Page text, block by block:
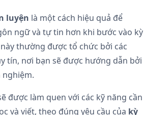
luyện là một cách hiệu quả để
ngữ và tự tin hơn khi bước vào kỳ
thường được tổ chức bởi các
tín, nơi bạn sẽ được hướng dẫn bởi
nghiệm.
được làm quen với các kỹ năng cần
và viết, theo đúng yêu cầu của kỳ